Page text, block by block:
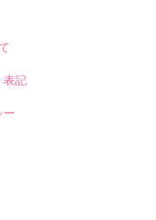
表記
ー